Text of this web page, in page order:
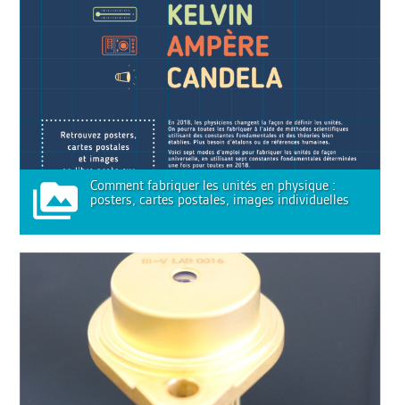
Comment fabriquer les unités en physique :
posters, cartes postales, images individuelles